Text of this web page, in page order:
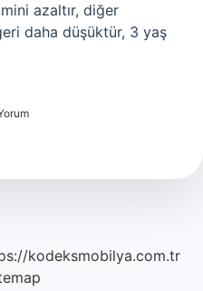
azaltır, diğer
daha düşüktür, 3 yaş
kodeksmobilya.com.tr